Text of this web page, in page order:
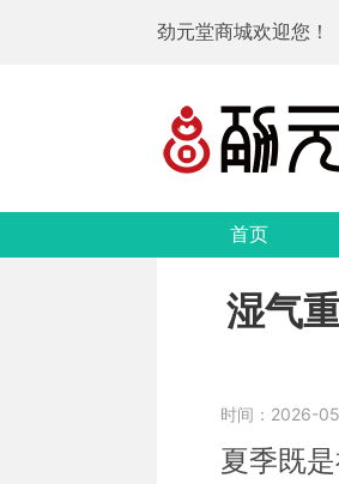
劲元堂商城欢迎您！
首页
湿气
时间：2026-
夏季既